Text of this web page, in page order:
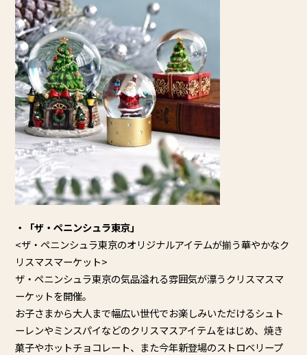
・「ザ・ペニンシュラ東京」
<ザ・ペニンシュラ東京のオリジナルアイテムが揃う華やかなク
リスマスマーケット>
ザ・ペニンシュラ東京の気品溢れる雰囲気が漂うクリスマスマ
ーケットを開催。
お子さまから大人まで幅広い世代でお楽しみいただけるシュト
ーレンやミンスパイなどのクリスマスアイテムをはじめ、焼き
菓子やホットチョコレート、また今年新登場のストロベリープ